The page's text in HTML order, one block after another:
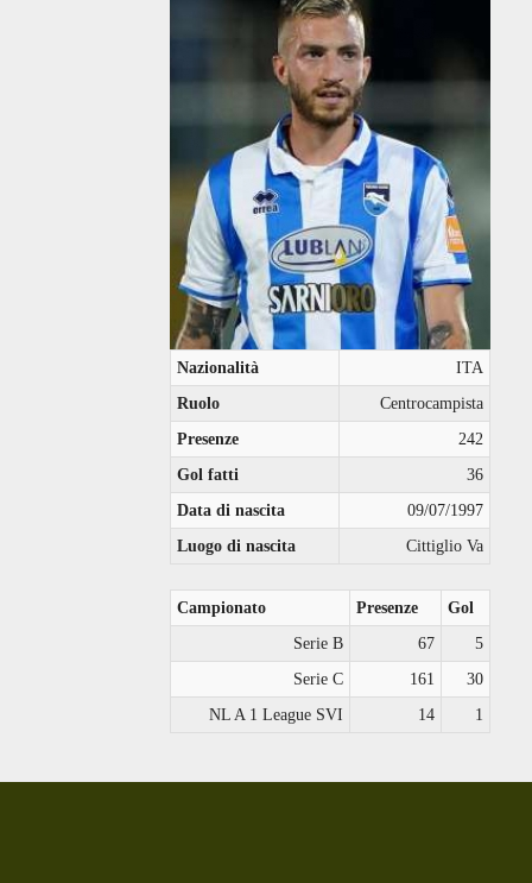
Nazionalità
ITA
Ruolo
Centrocampista
Presenze
242
Gol fatti
36
Data di nascita
09/07/1997
Luogo di nascita
Cittiglio Va
Campionato Presenze
Gol
Serie B
67
5
Serie C
161
30
NL A 1 League SVI
14 1